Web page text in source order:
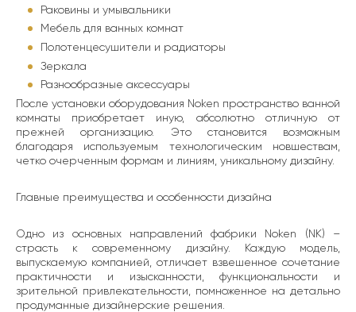
Раковины и умывальники
Мебель для ванных комнат
Полотенцесушители и радиаторы
Зеркала
Разнообразные аксессуары
После установки оборудования Noken пространство ванной
комнаты приобретает иную, абсолютно отличную от
прежней организацию. Это становится возможным
благодаря используемым технологическим новшествам,
четко очерченным формам и линиям, уникальному дизайну.
Главные преимущества и особенности дизайна
Одно из основных направлений фабрики Noken (NK) –
страсть к современному дизайну. Каждую модель,
выпускаемую компанией, отличает взвешенное сочетание
практичности и изысканности, функциональности и
зрительной привлекательности, помноженное на детально
продуманные дизайнерские решения.